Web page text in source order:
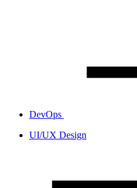
DevOps
UI/UX Design